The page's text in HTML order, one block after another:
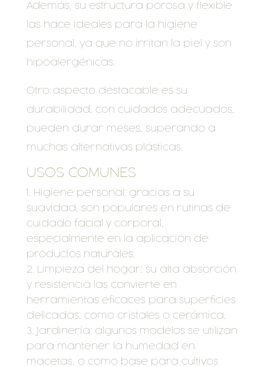
Además, su estructura porosa y flexible
las hace ideales para la higiene
personal, ya que no irritan la piel y son
hipoalergénicas.
Otro aspecto destacable es su
durabilidad, con cuidados adecuados,
pueden durar meses, superando a
muchas alternativas plásticas.
USOS COMUNES
Higiene personal: gracias a su
suavidad, son populares en rutinas de
cuidado facial y corporal,
especialmente en la aplicación de
productos naturales.
Limpieza del hogar: su alta absorción
y resistencia las convierte en
herramientas eficaces para superficies
delicadas, como cristales o cerámica.
Jardinería: algunos modelos se utilizan
para mantener la humedad en
macetas, o como base para cultivos